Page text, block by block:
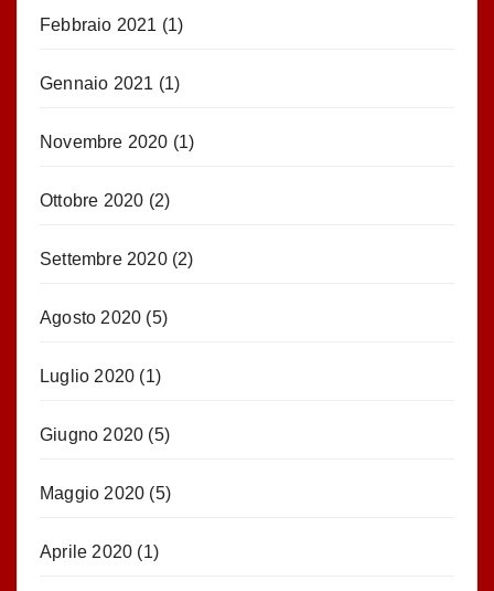
Febbraio 2021 (1)
Gennaio 2021 (1)
Novembre 2020 (1)
Ottobre 2020 (2)
Settembre 2020(2)
Agosto 2020 (5)
Luglio 2020 (1)
Giugno 2020 (5)
Maggio 2020 (5)
Aprile 2020 (1)